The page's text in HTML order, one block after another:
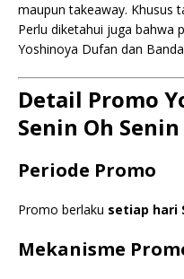
maupun takeaway. Khusus
Perlu diketahui juga bahwa
Yoshinoya Dufan dan
Detail Promo
Senin Oh
Periode Promo
Promo berlaku setiap hari
Mekanisme